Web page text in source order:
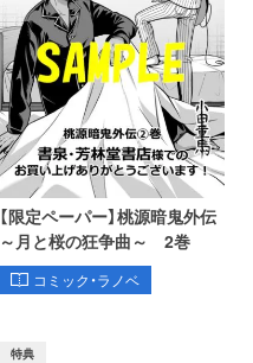
【限定ペーパー】桃源暗鬼外伝
～月と桜の狂争曲～ 2巻
コミック・ラノベ
特典